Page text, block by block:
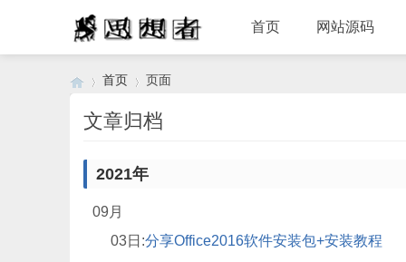
首页 网站源码
›
首页 页面
文章归档
2021年
09月
03日:分享Office2016软件安装包+安装教程